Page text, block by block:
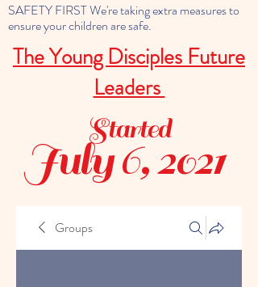
SAFETY FIRST We're taking extra measures to
ensure your children are safe.
The Young Disciples Future
Leaders
July 6, 2021
Started
Groups